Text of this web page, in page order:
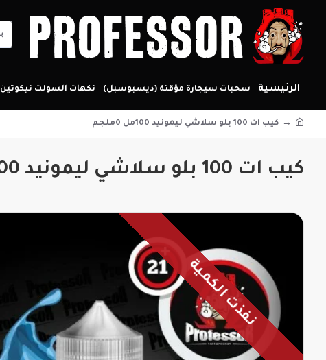
الرئيسية سحبات سيجارة مؤقتة (ديسبوسبل) نكهات السولت نيكوتين
كيب ات 100 بلو سلاشي ليمونيد 100مل 0ملجم
كيب ات 100 بلو سلاشي ليمونيد 100مل 0ملجم
نفذت الكمية